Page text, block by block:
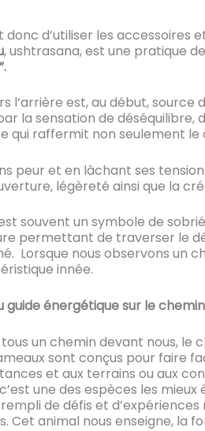
d’utiliser les accessoires
, ushtrasana, est une pratique
est, au début, source
la sensation de déséquilibre,
qui raffermit non seulement le
peur et en lâchant ses
légèreté ainsi que la
souvent un symbole de
permettant de traverser le
Lorsque nous observons un
innée.
guide énergétique sur le
un chemin devant nous, le
sont conçus pour faire
et aux terrains ou aux
une des espèces les
de défis et
Cet animal nous enseigne, la